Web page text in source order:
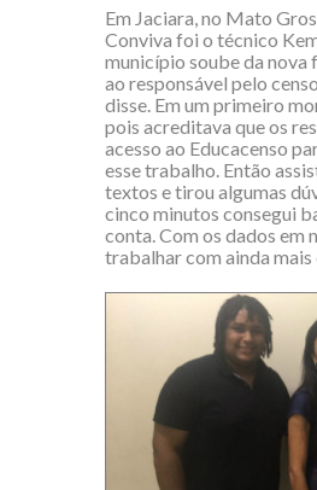
Em Jaciara, no Mato
Conviva foi o técnico
município soube da nova
ao responsável pelo
disse. Em um primeiro
pois acreditava que os
acesso ao Educacenso
esse trabalho. Então
textos e tirou algumas
cinco minutos consegui
conta. Com os dados em
trabalhar com ainda mais